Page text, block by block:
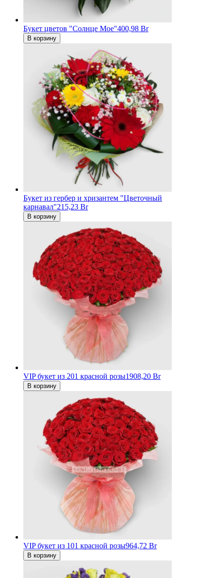
Букет цветов "Солнце Мое"400,98 Br
В корзину
Букет из гербер и хризантем "Цветочный
карнавал"215,23 Br
В корзину
VIP букет из 201 красной розы1908,20 Br
В корзину
VIP букет из 101 красной розы964,72 Br
В корзину